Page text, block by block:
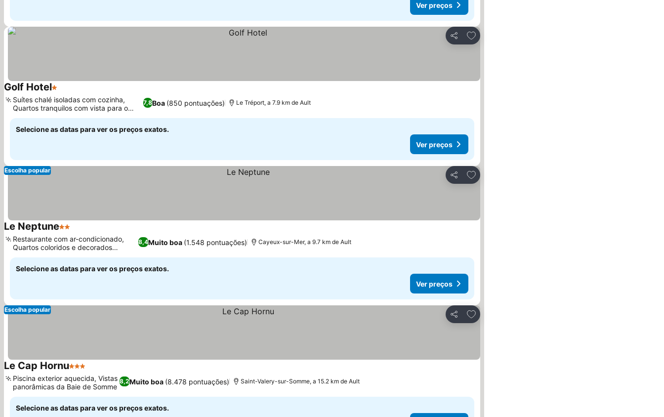
Ver preços
Partilhar
Adicionar aos favoritos
Golf Hotel1 Estrelas
7,8Boa (850 pontuações)
Suítes chalé isoladas com cozinha,
Quartos tranquilos com vista para o
jardim
Le Tréport, a 7.9 km de Ault
Selecione as datas para ver os preços exatos.
Ver preços
Partilhar
Adicionar aos favoritos
Escolha popular
Le Neptune2 Estrelas
8,4Muito boa (1.548 pontuações)
Restaurante com ar-condicionado,
Quartos coloridos e decorados
individualmente
Cayeux-sur-Mer, a 9.7 km de Ault
Selecione as datas para ver os preços exatos.
Ver preços
Partilhar
Adicionar aos favoritos
Escolha popular
Le Cap Hornu3 Estrelas
8,2Muito boa (8.478 pontuações)
Piscina exterior aquecida, Vistas
panorâmicas da Baie de Somme
Saint-Valery-sur-Somme, a 15.2 km de Ault
Selecione as datas para ver os preços exatos.